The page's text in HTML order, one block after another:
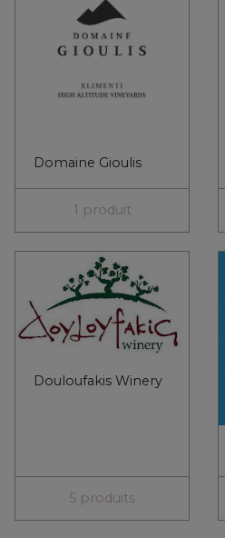
Domaine Gioulis
1 produit
Douloufakis Winery
5 produits